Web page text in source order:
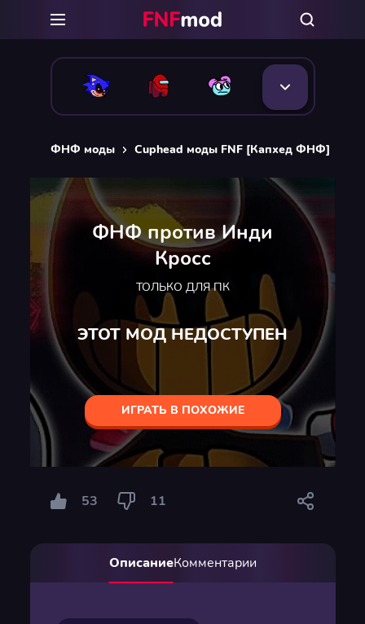
ФНФ моды Cuphead моды FNF [Капхед ФНФ]
ФНФ против Инди
Кросс
ТОЛЬКО ДЛЯ ПК
ЭТОТ МОД НЕДОСТУПЕН
ИГРАТЬ В ПОХОЖИЕ
53 11
ОписаниеКомментарии